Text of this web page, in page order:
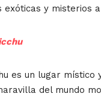
exóticas y misterios
es un lugar
del mundo